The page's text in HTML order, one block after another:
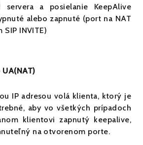
servera a posielanie KeepAlive
alebo zapnuté (port na NAT
INVITE)
UA(NAT)
IP adresou volá klienta, ktorý je
aby vo všetkých prípadoch
klientovi zapnutý keepalive,
na otvorenom porte.